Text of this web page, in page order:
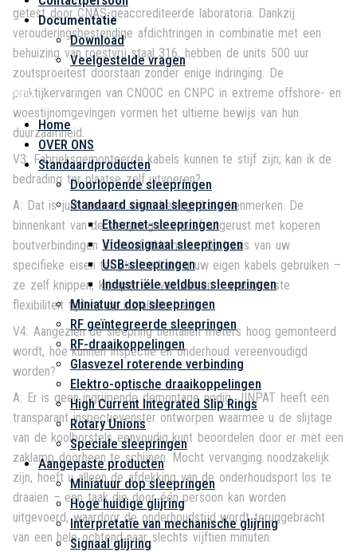
Documentatie
Download
Veelgestelde vragen
Menu
Home
OVER ONS
Standaardproducten
Doorlopende sleepringen
Standaard signaal sleepringen
Ethernet-sleepringen
Videosignaal sleepringen
USB-sleepringen
Industriële veldbus sleepringen
Miniatuur dop sleepringen
RF geïntegreerde sleepringen
RF-draaikoppelingen
Glasvezel roterende verbinding
Elektro-optische draaikoppelingen
High Current Integrated Slip Rings
Rotary Unions
Speciale sleepringen
Aangepaste producten
Miniatuur dop sleepringen
Hoge huidige glijring
Interpretatie van mechanische glijring
Signaal glijring
getest door CNAS-geaccrediteerde laboratoria. Dankzij
verouderingsbestendige afdichtringen in combinatie met een
behuizing van roestvrij staal 316, hebben de units 500 uur
zoutsproeitest doorstaan zonder enige indringing. De
praktijkervaringen van CNOOC en CNPC in extreme offshore- en
woestijnomgevingen vormen het ultieme bewijs van hun
duurzaamheid.
V3: Fabrieksgemonteerde kabels kunnen te stijf zijn; kan ik de
bedrading ter plaatse zelf uitvoeren?
A: Dat is juist een van onze belangrijkste kenmerken. De
binnenkant van de sleepring is vooraf uitgerust met koperen
boutverbindingen of aansluitklemmen. Op basis van uw
specifieke eisen ter plaatse kunt u uw eigen kabels gebruiken –
ze zelf knippen, krimpen en vastzetten – wat uiterste
flexibiliteit tijdens de installatie biedt.
V4: Aangezien de sleepring tientallen meters hoog gemonteerd
wordt, hoe kunnen inspectie en onderhoud vereenvoudigd
worden?
A: Er is geen ingrijpende demontage nodig. JINPAT heeft een
transparant inspectievenster ontworpen waarmee u de slijtage
van de koolborstels eenvoudig kunt beoordelen door er met een
zaklamp doorheen te schijnen. Mocht vervanging noodzakelijk
zijn, hoeft u alleen de afdekking van de onderhoudsport los te
draaien – een taak die door één persoon kan worden
uitgevoerd, waardoor de onderhoudstijd wordt teruggebracht
van een hele ochtend naar slechts vijftien minuten.